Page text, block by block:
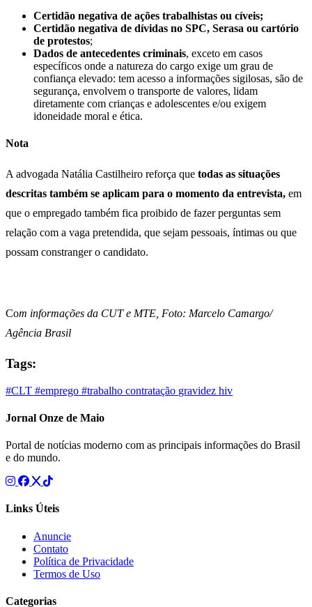
Certidão negativa de ações trabalhistas ou cíveis;
Certidão negativa de dívidas no SPC, Serasa ou cartório
de protestos;
Dados de antecedentes criminais, exceto em casos
específicos onde a natureza do cargo exige um grau de
confiança elevado: tem acesso a informações sigilosas, são de
segurança, envolvem o transporte de valores, lidam
diretamente com crianças e adolescentes e/ou exigem
idoneidade moral e ética.
Nota
A advogada Natália Castilheiro reforça que todas as situações
descritas também se aplicam para o momento da entrevista, em
que o empregado também fica proibido de fazer perguntas sem
relação com a vaga pretendida, que sejam pessoais, íntimas ou que
possam constranger o candidato.
Com informações da CUT e MTE, Foto: Marcelo Camargo/
Agência Brasil
Tags:
#CLT #emprego #trabalho contratação gravidez hiv
Jornal Onze de Maio
Portal de notícias moderno com as principais informações do Brasil
e do mundo.
Links Úteis
Anuncie
Contato
Política de Privacidade
Termos de Uso
Categorias